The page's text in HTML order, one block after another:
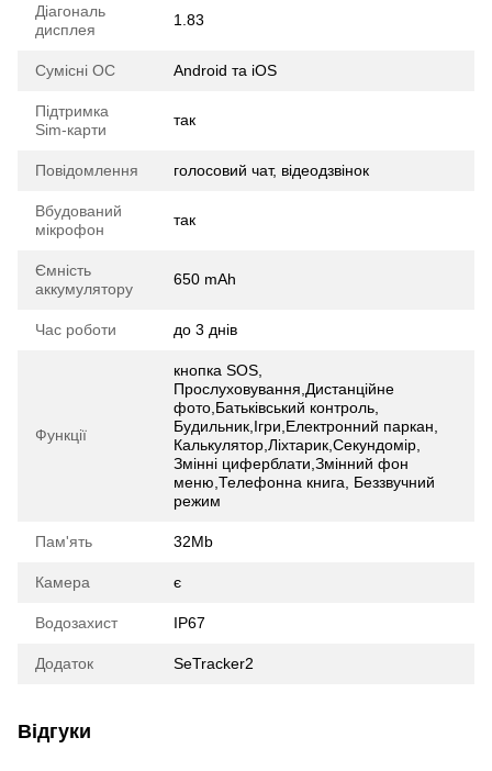
Діагональ
дисплея
1.83
Сумісні ОС Android та iOS
Підтримка
Sim-карти
так
Повідомлення голосовий чат, відеодзвінок
Вбудований
мікрофон
так
Ємність
аккумулятору
650 mAh
Час роботи до 3 днів
Функції
кнопка SOS,
Прослуховування,Дистанційне
фото,Батьківський контроль,
Будильник,Ігри,Електронний паркан,
Калькулятор,Ліхтарик,Секундомір,
Змінні циферблати,Змінний фон
меню,Телефонна книга, Беззвучний
режим
Пам'ять 32Mb
Камера є
Водозахист IP67
Додаток SeTracker2
Відгуки